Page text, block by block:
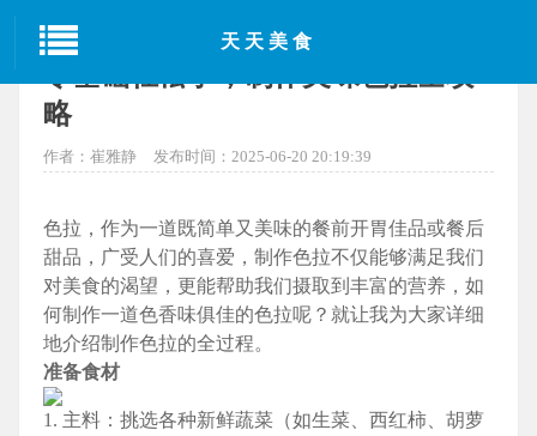
天天美食
当前位置：
略
作者：崔雅静 发布时间：2025-06-20 20:19:39
色拉，作为一道既简单又美味的餐前开胃佳品或餐后
甜品，广受人们的喜爱，制作色拉不仅能够满足我们
对美食的渴望，更能帮助我们摄取到丰富的营养，如
何制作一道色香味俱佳的色拉呢？就让我为大家详细
地介绍制作色拉的全过程。
准备食材
1. 主料：挑选各种新鲜蔬菜（如生菜、西红柿、胡萝